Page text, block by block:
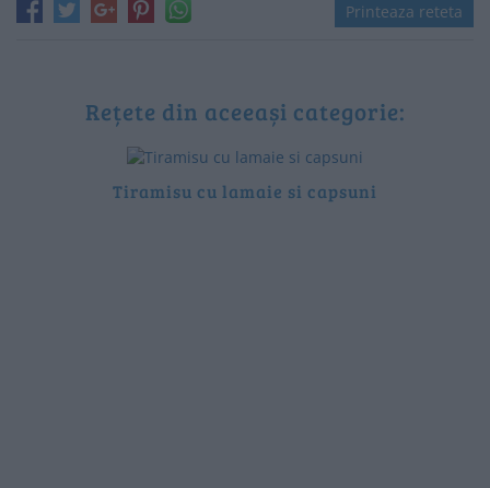
Printeaza reteta
Rețete din aceeași categorie:
Tiramisu cu lamaie si capsuni